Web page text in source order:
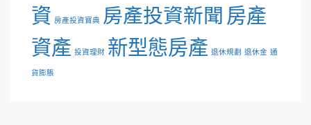
資 房產投資寶典 房產投資新聞 房產
資產 投資理財 新型態房產 退休規劃 退休金 通
貨膨脹